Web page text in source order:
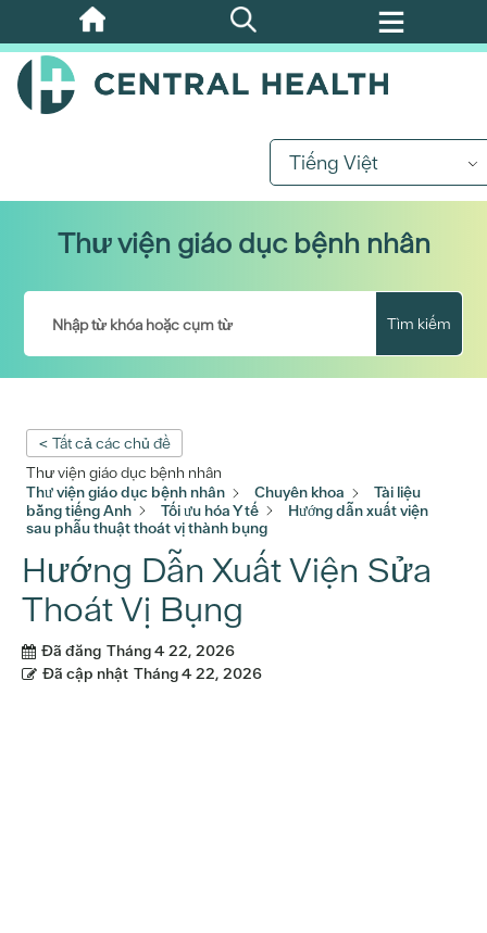
Bỏ
qua
nội
Tiếng Việt
Thư viện giáo dục bệnh nhân
Tìm kiếm
< Tất cả các chủ đề
Thư viện giáo dục bệnh nhân
Thư viện giáo dục bệnh nhân
Chuyên khoa
Tài liệu
bằng tiếng Anh
Tối ưu hóa Y tế
Hướng dẫn xuất viện
sau phẫu thuật thoát vị thành bụng
Hướng Dẫn Xuất Viện Sửa
Thoát Vị Bụng
Đã đăng Tháng 4 22, 2026
Đã cập nhật Tháng 4 22, 2026